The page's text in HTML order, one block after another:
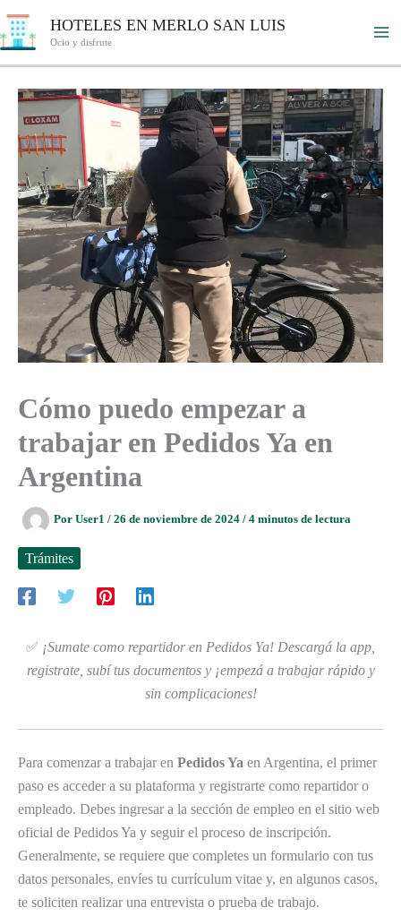
al
HOTELES EN MERLO SAN LUIS
Ocio y disfrute
Cómo puedo empezar a
trabajar en Pedidos Ya en
Argentina
Por User1 / 26 de noviembre de 2024 / 4 minutos de lectura
Trámites
✅ ¡Sumate como repartidor en Pedidos Ya! Descargá la app,
registrate, subí tus documentos y ¡empezá a trabajar rápido y
sin complicaciones!
Para comenzar a trabajar en Pedidos Ya en Argentina, el primer
paso es acceder a su plataforma y registrarte como repartidor o
empleado. Debes ingresar a la sección de empleo en el sitio web
oficial de Pedidos Ya y seguir el proceso de inscripción.
Generalmente, se requiere que completes un formulario con tus
datos personales, envíes tu currículum vitae y, en algunos casos,
te soliciten realizar una entrevista o prueba de trabajo.